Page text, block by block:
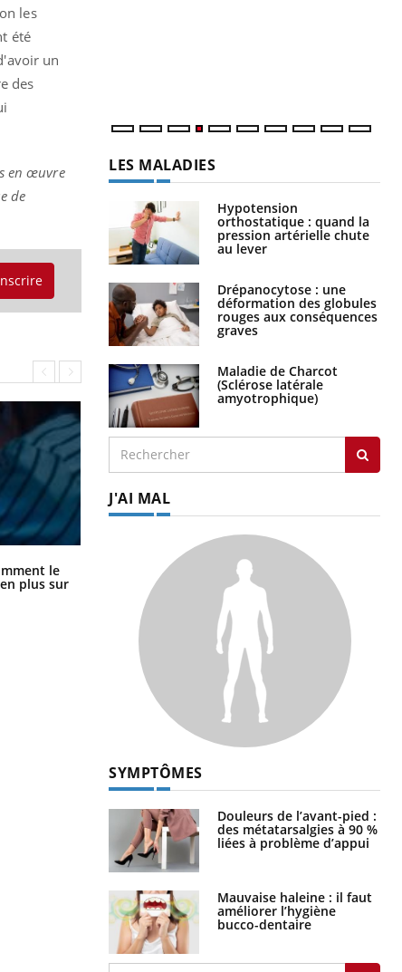
les
été
un
des
en œuvre
de
le
plus sur
Cancer colorectal : une stratégie
simple aurait changé la donne au
Pays basque
LES MALADIES
Hypotension
orthostatique : quand la
pression artérielle chute
au lever
Drépanocytose : une
déformation des globules
rouges aux conséquences
graves
Maladie de Charcot
(Sclérose latérale
amyotrophique)
J'AI MAL
SYMPTÔMES
Douleurs de l’avant-pied :
des métatarsalgies à 90 %
liées à problème d’appui
Mauvaise haleine : il faut
améliorer l’hygiène
bucco-dentaire